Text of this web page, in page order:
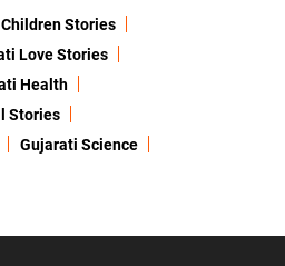
Stories
Love Stories
Health
Stories
Gujarati Science